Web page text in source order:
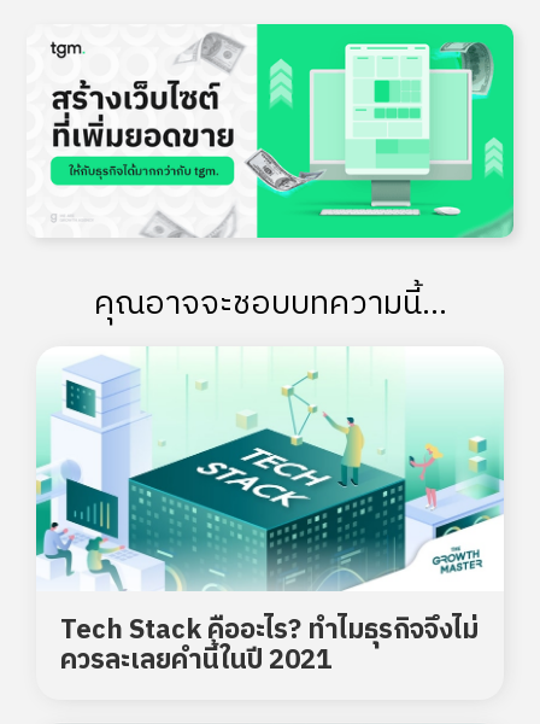
คุณอาจจะชอบบทความนี้...
Tech Stack คืออะไร? ทำไมธุรกิจจึงไม่
ควรละเลยคำนี้ในปี 2021